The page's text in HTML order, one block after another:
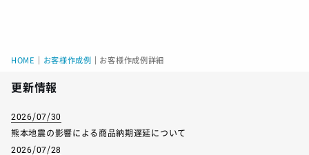
HOME お客様作成例 お客様作成例詳細
更新情報
2026/07/30
熊本地震の影響による商品納期遅延について
2026/07/28